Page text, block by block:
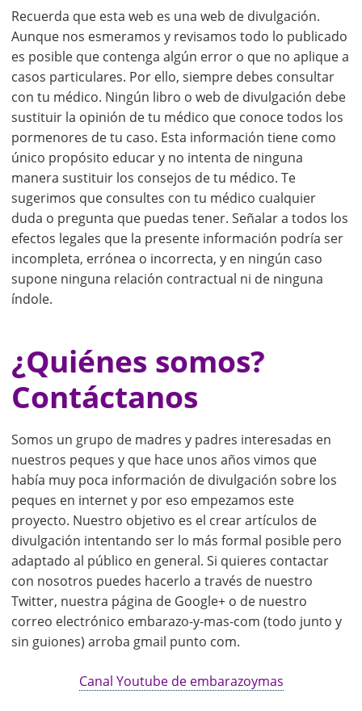
Recuerda que esta web es una web de divulgación.
Aunque nos esmeramos y revisamos todo lo publicado
es posible que contenga algún error o que no aplique a
casos particulares. Por ello, siempre debes consultar
con tu médico. Ningún libro o web de divulgación debe
sustituir la opinión de tu médico que conoce todos los
pormenores de tu caso. Esta información tiene como
único propósito educar y no intenta de ninguna
manera sustituir los consejos de tu médico. Te
sugerimos que consultes con tu médico cualquier
duda o pregunta que puedas tener. Señalar a todos los
efectos legales que la presente información podría ser
incompleta, errónea o incorrecta, y en ningún caso
supone ninguna relación contractual ni de ninguna
índole.
¿Quiénes somos?
Contáctanos
Somos un grupo de madres y padres interesadas en
nuestros peques y que hace unos años vimos que
había muy poca información de divulgación sobre los
peques en internet y por eso empezamos este
proyecto. Nuestro objetivo es el crear artículos de
divulgación intentando ser lo más formal posible pero
adaptado al público en general. Si quieres contactar
con nosotros puedes hacerlo a través de nuestro
Twitter, nuestra página de Google+ o de nuestro
correo electrónico embarazo-y-mas-com (todo junto y
sin guiones) arroba gmail punto com.
Canal Youtube de embarazoymas